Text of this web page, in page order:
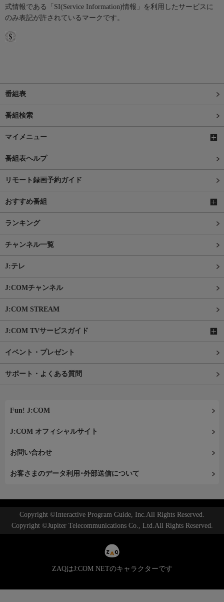
式情報である「SI(Service Information)情報」を利用したサービスに
のみ表記が許されているマークです。
番組表
番組検索
マイメニュー
番組表ヘルプ
リモート録画予約ガイド
おすすめ番組
ランキング
チャンネル一覧
J:テレ
J:COMチャンネル
J:COM STREAM
J:COM TVサービスガイド
イベント・プレゼント
サポート・よくある質問
Fun! J:COM
J:COM オフィシャルサイト
お問い合わせ
お客さまのデータ利用･外部送信について
Copyright ©Interactive Program Guide, Inc.All Rights Reserved.
Copyright ©Jupiter Telecommunications Co., Ltd.All Rights Reserved.
ZAQはJ:COM NETのキャラクターです